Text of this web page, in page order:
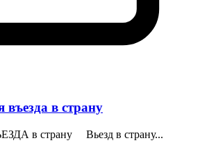
в страну
в страну Вьезд в страну...